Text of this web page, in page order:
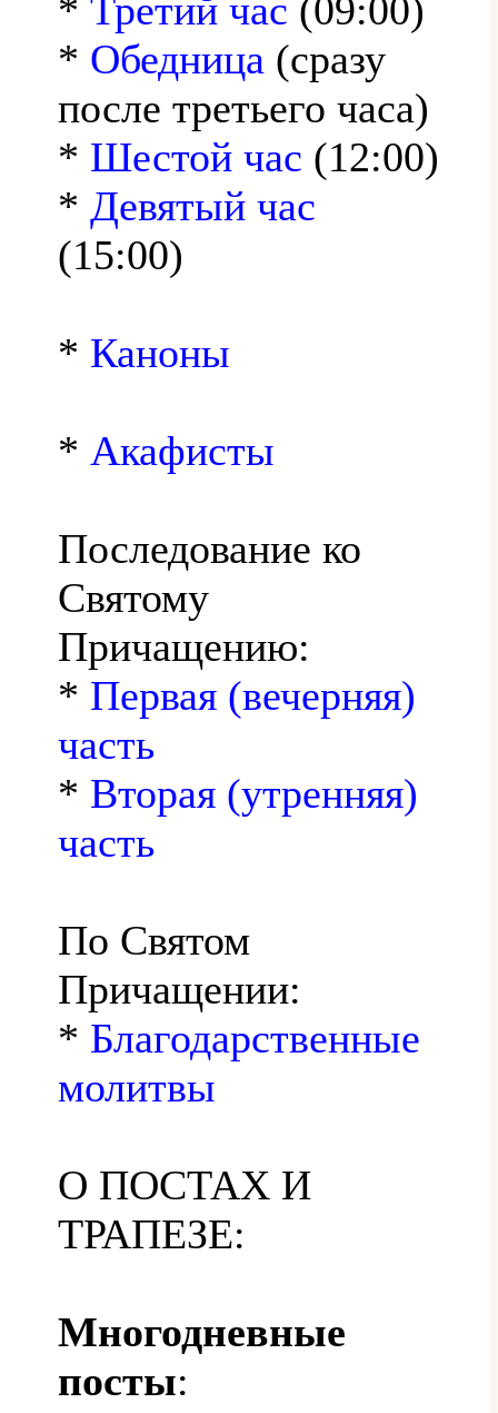
* Третий час (09:00)
* Обедница (сразу
после третьего часа)
* Шестой час (12:00)
* Девятый час
(15:00)
* Каноны
* Акафисты
Последование ко
Святому
Причащению:
* Первая (вечерняя)
часть
* Вторая (утренняя)
часть
По Святом
Причащении:
* Благодарственные
молитвы
О ПОСТАХ И
ТРАПЕЗЕ:
Многодневные
посты: